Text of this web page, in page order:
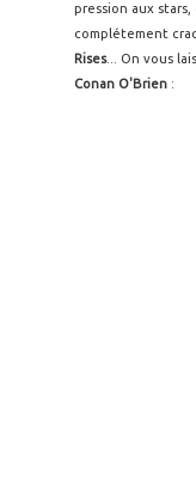
pression aux
complétement
Rises... On vous
Conan O'Brien :